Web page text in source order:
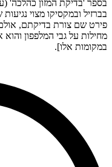
בברזיל ובמקסיקו מצוי
פירט שם צורת בדיקתם,
מחילות על גבי המלפפון
במקומות אלו].